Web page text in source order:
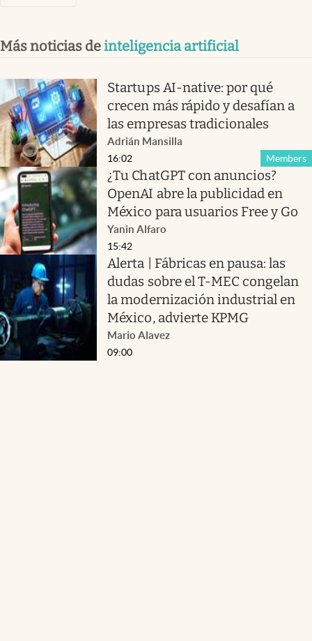
Más noticias deinteligencia artificial
Startups AI-native: por qué
crecen más rápido y desafían a
las empresas tradicionales
Adrián Mansilla
Members
16:02
¿Tu ChatGPT con anuncios?
OpenAI abre la publicidad en
México para usuarios Free y Go
Yanin Alfaro
15:42
Alerta | Fábricas en pausa: las
dudas sobre el T-MEC congelan
la modernización industrial en
México, advierte KPMG
Mario Alavez
09:00